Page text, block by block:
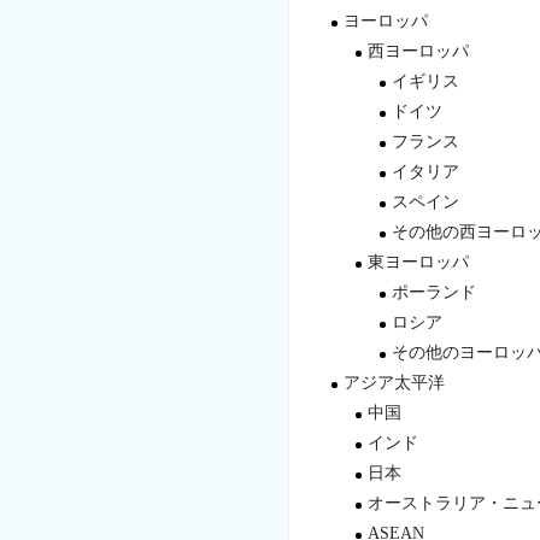
ヨーロッパ
西ヨーロッパ
イギリス
ドイツ
フランス
イタリア
スペイン
その他の西ヨーロ
東ヨーロッパ
ポーランド
ロシア
その他のヨーロッ
アジア太平洋
中国
インド
日本
オーストラリア・ニ
ASEAN